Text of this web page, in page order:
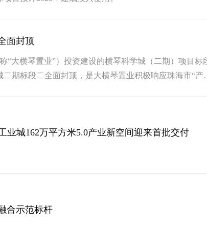
面封顶
“大横琴置业”）投资建设的横琴科学城（二期）项目标
期标段二全面封顶，是大横琴置业积极响应珠海市“产
业城162万平方米5.0产业新空间迎来首批交付
合示范标杆